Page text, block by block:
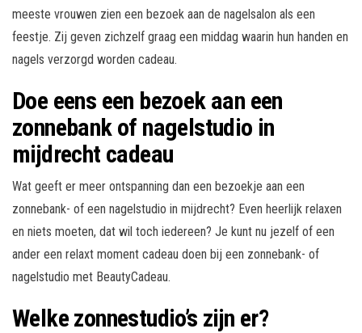
meeste vrouwen zien een bezoek aan de nagelsalon als een
feestje. Zij geven zichzelf graag een middag waarin hun handen en
nagels verzorgd worden cadeau.
Doe eens een bezoek aan een
zonnebank of nagelstudio in
mijdrecht cadeau
Wat geeft er meer ontspanning dan een bezoekje aan een
zonnebank- of een nagelstudio in mijdrecht? Even heerlijk relaxen
en niets moeten, dat wil toch iedereen? Je kunt nu jezelf of een
ander een relaxt moment cadeau doen bij een zonnebank- of
nagelstudio met BeautyCadeau.
Welke zonnestudio’s zijn er?